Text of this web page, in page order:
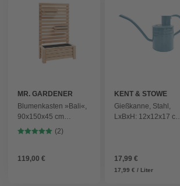
MR. GARDENER
Blumenkasten »Bali«,
90x150x45 cm
(BxHxT), Lärche,
naturbelassen, ohne
braun
(2)
119,00 €
KENT & STOWE
Gießkanne, Stahl,
LxBxH: 12x12x17 cm,
17,99 €
17,99 € / Liter